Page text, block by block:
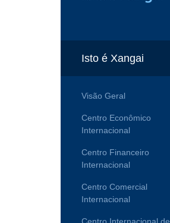
Isto é Xangai
Visão Geral
Centro Econômico
Internacional
Centro Financeiro
Internacional
Centro Comercial
Internacional